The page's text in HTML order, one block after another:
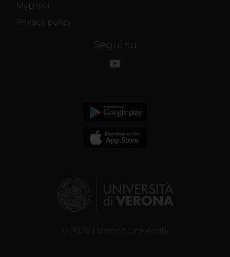
MyUnivr
Privacy policy
Segui su
© 2026 | Verona University